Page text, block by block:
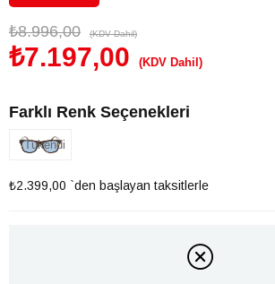
₺8.996,00 (KDV Dahil)
₺7.197,00 (KDV Dahil)
Farklı Renk Seçenekleri
Tükendi
₺2.399,00 `den başlayan taksitlerle